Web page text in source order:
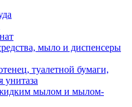
мыло и диспенсеры
туалетной бумаги,
мылом и мылом-